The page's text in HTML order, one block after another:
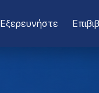
Εξερευνήστε